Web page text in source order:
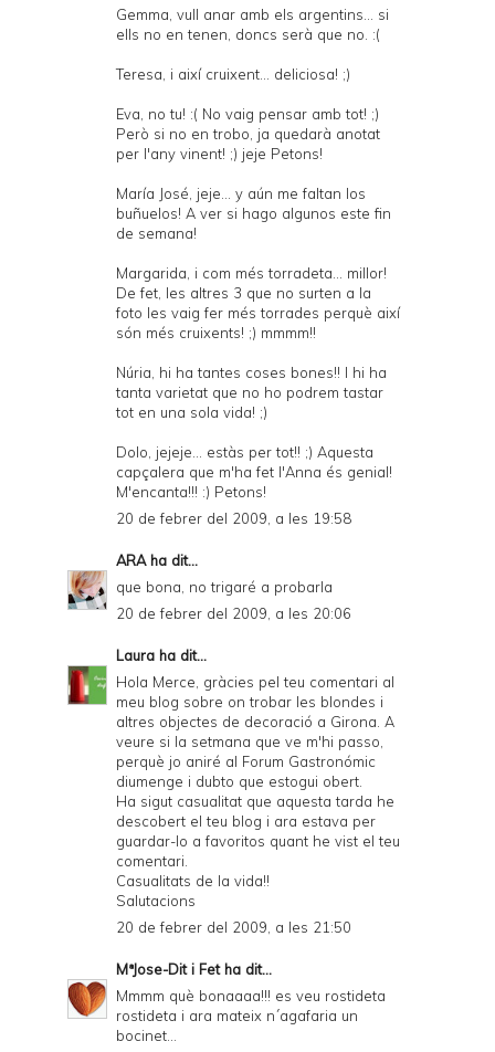
Gemma, vull anar amb els argentins... si
ells no en tenen, doncs serà que no. :(
Teresa, i així cruixent... deliciosa! ;)
Eva, no tu! :( No vaig pensar amb tot! ;)
Però si no en trobo, ja quedarà anotat
per l'any vinent! ;) jeje Petons!
María José, jeje... y aún me faltan los
buñuelos! A ver si hago algunos este fin
de semana!
Margarida, i com més torradeta... millor!
De fet, les altres 3 que no surten a la
foto les vaig fer més torrades perquè així
són més cruixents! ;) mmmm!!
Núria, hi ha tantes coses bones!! I hi ha
tanta varietat que no ho podrem tastar
tot en una sola vida! ;)
Dolo, jejeje... estàs per tot!! ;) Aquesta
capçalera que m'ha fet l'Anna és genial!
M'encanta!!! :) Petons!
20 de febrer del 2009, a les 19:58
ARAha dit...
que bona, no trigaré a probarla
20 de febrer del 2009, a les 20:06
Laura ha dit...
Hola Merce, gràcies pel teu comentari al
meu blog sobre on trobar les blondes i
altres objectes de decoració a Girona. A
veure si la setmana que ve m'hi passo,
perquè jo aniré al Forum Gastronómic
diumenge i dubto que estogui obert.
Ha sigut casualitat que aquesta tarda he
descobert el teu blog i ara estava per
guardar-lo a favoritos quant he vist el teu
comentari.
Casualitats de la vida!!
Salutacions
20 de febrer del 2009, a les 21:50
MªJose-Dit i Fetha dit...
Mmmm què bonaaaa!!! es veu rostideta
rostideta i ara mateix n´agafaria un
bocinet...